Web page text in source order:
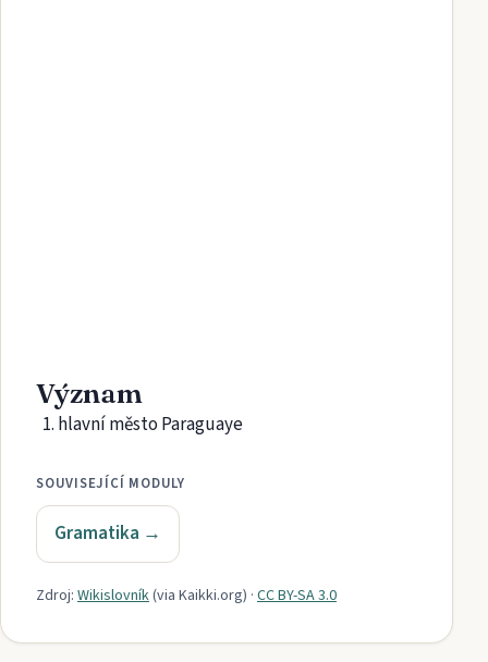
Význam
hlavní město Paraguaye
SOUVISEJÍCÍ MODULY
Gramatika →
Zdroj: Wikislovník(via Kaikki.org) · CC BY-SA 3.0